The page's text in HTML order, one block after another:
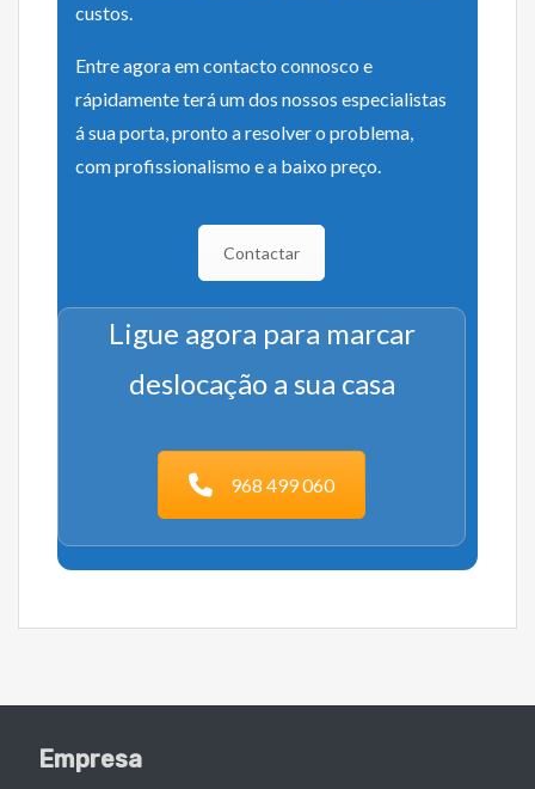
custos.
Entre agora em contacto connosco e
rápidamente terá um dos nossos especialistas
á sua porta, pronto a resolver o problema,
com profissionalismo e a baixo preço.
Contactar
Ligue agora para marcar
deslocação a sua casa
968 499 060
Empresa